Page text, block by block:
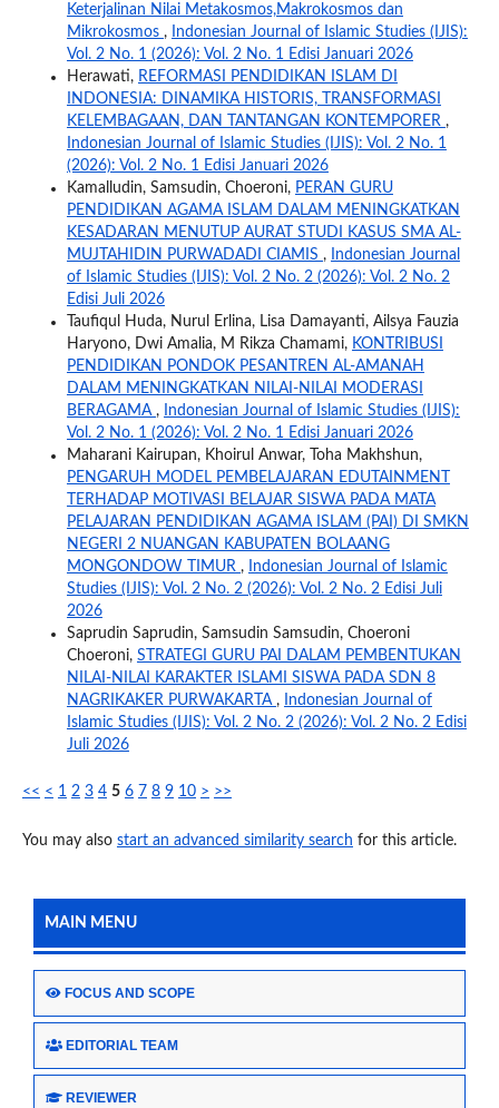
Keterjalinan Nilai Metakosmos,Makrokosmos dan
Mikrokosmos ,
Indonesian Journal of Islamic Studies (IJIS):
Vol. 2 No. 1 (2026): Vol. 2 No. 1 Edisi Januari 2026
Herawati, REFORMASI PENDIDIKAN ISLAM DI
INDONESIA: DINAMIKA HISTORIS, TRANSFORMASI
KELEMBAGAAN, DAN TANTANGAN KONTEMPORER ,
Indonesian Journal of Islamic Studies (IJIS): Vol. 2 No. 1
(2026): Vol. 2 No. 1 Edisi Januari 2026
Kamalludin, Samsudin, Choeroni, PERAN GURU
PENDIDIKAN AGAMA ISLAM DALAM MENINGKATKAN
KESADARAN MENUTUP AURAT STUDI KASUS SMA AL-
MUJTAHIDIN PURWADADI CIAMIS ,
Indonesian Journal
of Islamic Studies (IJIS): Vol. 2 No. 2 (2026): Vol. 2 No. 2
Edisi Juli 2026
Taufiqul Huda, Nurul Erlina, Lisa Damayanti, Ailsya Fauzia
Haryono, Dwi Amalia, M Rikza Chamami, KONTRIBUSI
PENDIDIKAN PONDOK PESANTREN AL-AMANAH
DALAM MENINGKATKAN NILAI-NILAI MODERASI
BERAGAMA ,
Indonesian Journal of Islamic Studies (IJIS):
Vol. 2 No. 1 (2026): Vol. 2 No. 1 Edisi Januari 2026
Maharani Kairupan, Khoirul Anwar, Toha Makhshun,
PENGARUH MODEL PEMBELAJARAN EDUTAINMENT
TERHADAP MOTIVASI BELAJAR SISWA PADA MATA
PELAJARAN PENDIDIKAN AGAMA ISLAM (PAI) DI SMKN
NEGERI 2 NUANGAN KABUPATEN BOLAANG
MONGONDOW TIMUR ,
Indonesian Journal of Islamic
Studies (IJIS): Vol. 2 No. 2 (2026): Vol. 2 No. 2 Edisi Juli
2026
Saprudin Saprudin, Samsudin Samsudin, Choeroni
Choeroni, STRATEGI GURU PAI DALAM PEMBENTUKAN
NILAI-NILAI KARAKTER ISLAMI SISWA PADA SDN 8
NAGRIKAKER PURWAKARTA ,
Indonesian Journal of
Islamic Studies (IJIS): Vol. 2 No. 2 (2026): Vol. 2 No. 2 Edisi
Juli 2026
<< < 1 2 3 4 5 6 7 8 9 10 > >>
You may also start an advanced similarity search for this article.
MAIN MENU
FOCUS AND SCOPE
EDITORIAL TEAM
REVIEWER